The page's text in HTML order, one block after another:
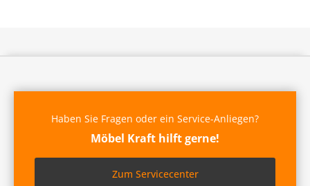
Haben Sie Fragen oder ein Service-Anliegen?
Möbel Kraft hilft gerne!
Zum Servicecenter